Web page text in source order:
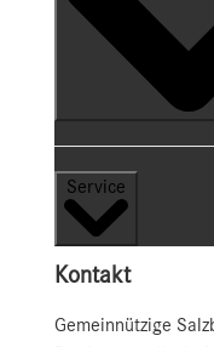
Service
Kontakt
Gemeinnützige